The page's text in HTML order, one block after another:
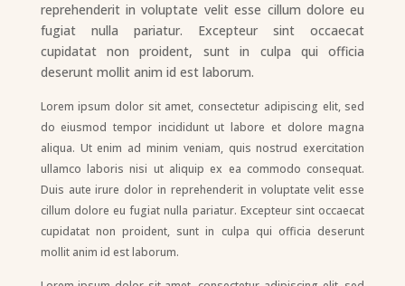
reprehenderit in voluptate velit esse cillum dolore eu
fugiat nulla pariatur. Excepteur sint occaecat
cupidatat non proident, sunt in culpa qui officia
deserunt mollit anim id est laborum.
Lorem ipsum dolor sit amet, consectetur adipiscing elit, sed
do eiusmod tempor incididunt ut labore et dolore magna
aliqua. Ut enim ad minim veniam, quis nostrud exercitation
ullamco laboris nisi ut aliquip ex ea commodo consequat.
Duis aute irure dolor in reprehenderit in voluptate velit esse
cillum dolore eu fugiat nulla pariatur. Excepteur sint occaecat
cupidatat non proident, sunt in culpa qui officia deserunt
mollit anim id est laborum.